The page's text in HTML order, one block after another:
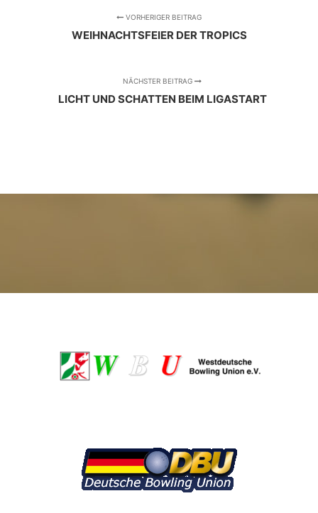
VORHERIGER BEITRAG
WEIHNACHTSFEIER DER TROPICS
NÄCHSTER BEITRAG
LICHT UND SCHATTEN BEIM LIGASTART